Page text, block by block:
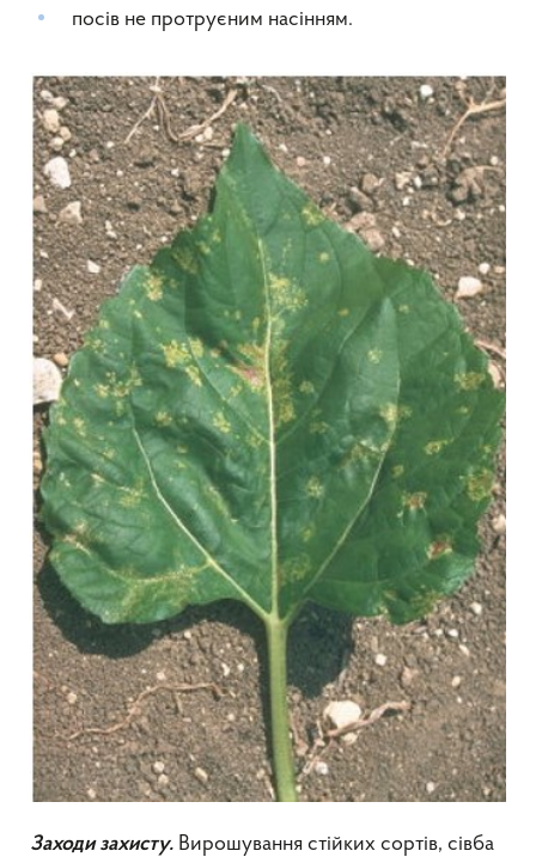
посів не протруєним насінням.
Заходи захисту. Вирошування стійких сортів, сівба